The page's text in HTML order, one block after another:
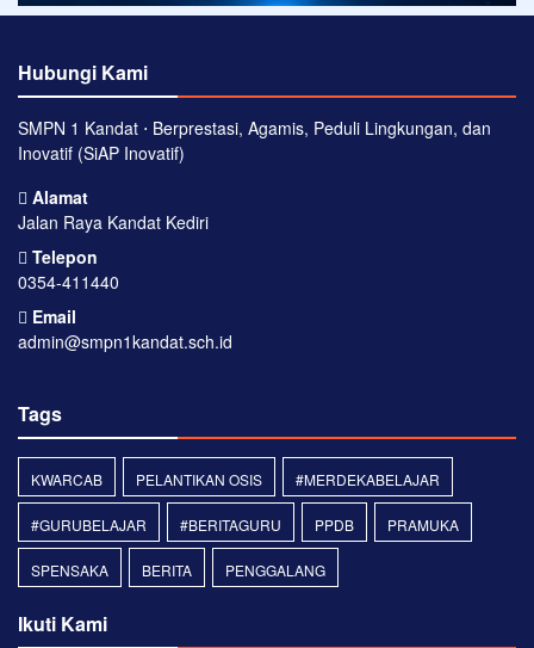
Hubungi Kami
SMPN 1 Kandat ⋅ Berprestasi, Agamis, Peduli Lingkungan, dan
Inovatif (SiAP Inovatif)
Alamat
Jalan Raya Kandat Kediri
Telepon
0354-411440
Email
admin@smpn1kandat.sch.id
Tags
KWARCAB PELANTIKAN OSIS #MERDEKABELAJAR
#GURUBELAJAR #BERITAGURU PPDB PRAMUKA
SPENSAKA BERITA PENGGALANG
Ikuti Kami